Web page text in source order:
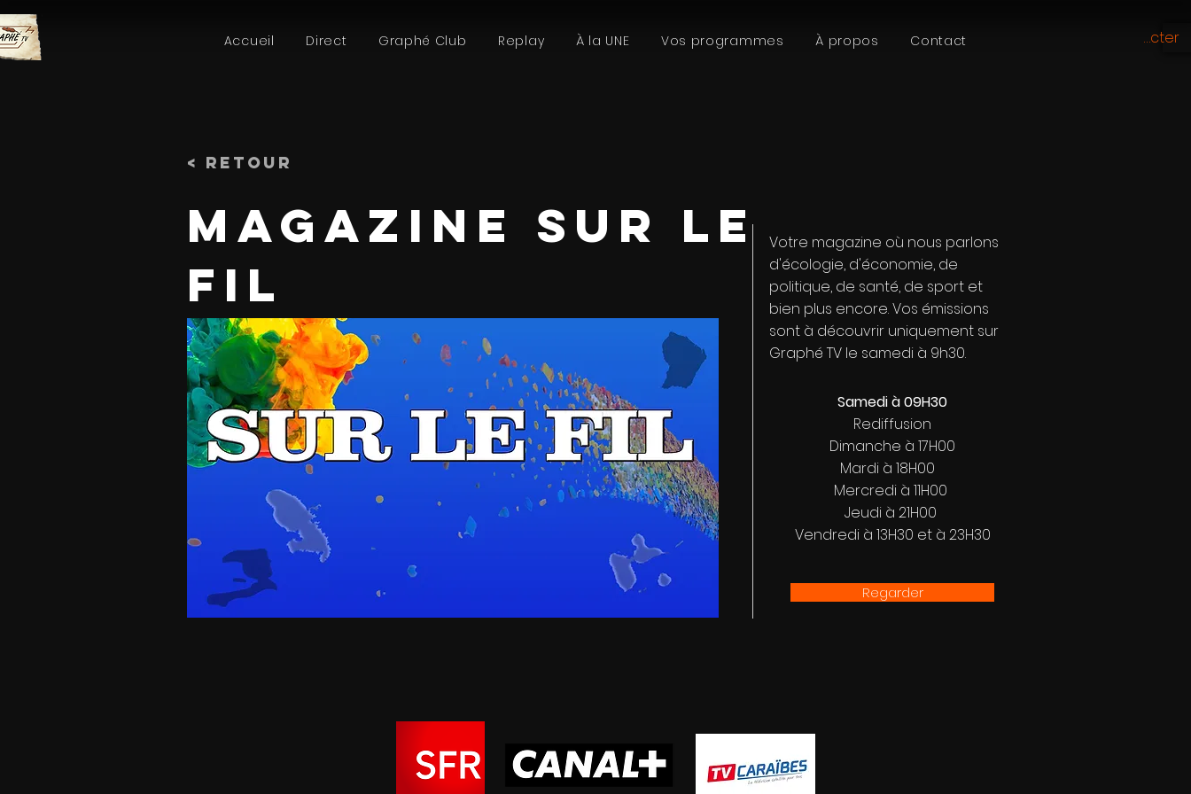
Accueil Direct Graphé Club Replay À la UNE Vos programmes À propos Contact Se connecter
< Retour
MAGAZINE SUR LE
FIL
Samedi à 09H30
Rediffusion
Dimanche à 17H00
Mardi à 18H00
Mercredi à 11H00
Jeudi à 21H00
Vendredi à 13H30 et à 23H30
Votre magazine où nous parlons
d'écologie, d'économie, de
politique, de santé, de sport et
bien plus encore. Vos émissions
sont à découvrir uniquement sur
Graphé TV le samedi à 9h30.
Regarder